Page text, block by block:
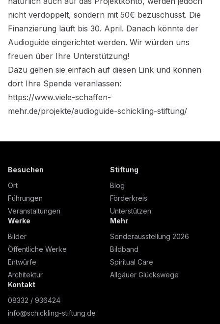
nicht verdoppelt, sondern mit 50€ bezuschusst. Die
Finanzierung läuft bis 30. April. Danach könnte der
Audioguide eingerichtet werden. Wir würden uns
freuen über Ihre Unterstützung!
Dazu gehen sie einfach auf diesen Link und können
dort Ihre Spende veranlassen:
https://www.viele-schaffen-
mehr.de/projekte/audioguide-schickling-stiftung/
Besuchen
Ort
Führungen
Veranstaltungen
Stiftung
Blog
Förderkreis
Unterstützen
Werke
Bilder
Öffentliche Werke
Entwürfe
Architektur
Mehr
Sonderausstellung 2026
Bildband
Spiritual Care
Allgäuer Glückswege
Kontakt
08332 / 936424
info@schickling-stiftung.de